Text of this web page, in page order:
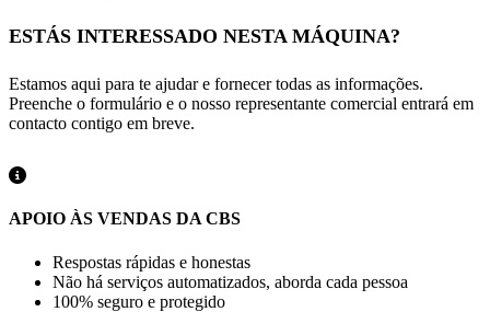
ESTÁS INTERESSADO NESTA MÁQUINA?
Estamos aqui para te ajudar e fornecer todas as informações.
Preenche o formulário e o nosso representante comercial entrará em
contacto contigo em breve.
APOIO ÀS VENDAS DA CBS
Respostas rápidas e honestas
Não há serviços automatizados, aborda cada pessoa
100% seguro e protegido